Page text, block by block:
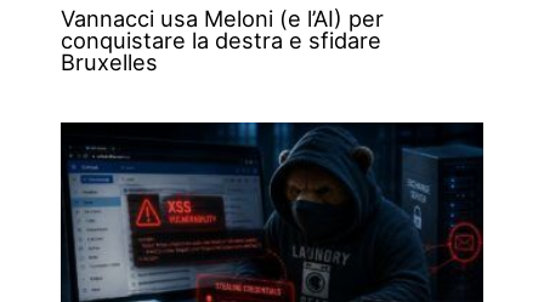
Vannacci usa Meloni (e l’AI) per
conquistare la destra e sfidare
Bruxelles